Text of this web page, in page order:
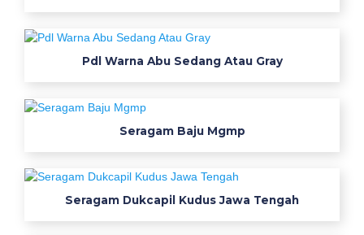
Pdl Warna Abu Sedang Atau Gray
Seragam Baju Mgmp
Seragam Dukcapil Kudus Jawa Tengah